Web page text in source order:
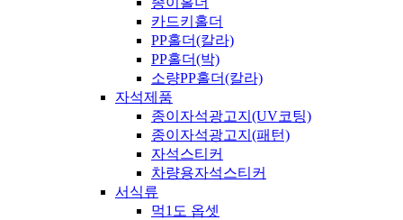
카드키홀더
PP홀더(칼라)
PP홀더(박)
소량PP홀더(칼라)
자석제품
종이자석광고지(UV코팅)
종이자석광고지(패턴)
자석스티커
차량용자석스티커
서식류
먹1도 옵셋